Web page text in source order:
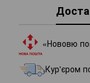
«Нововю
Кур'єром